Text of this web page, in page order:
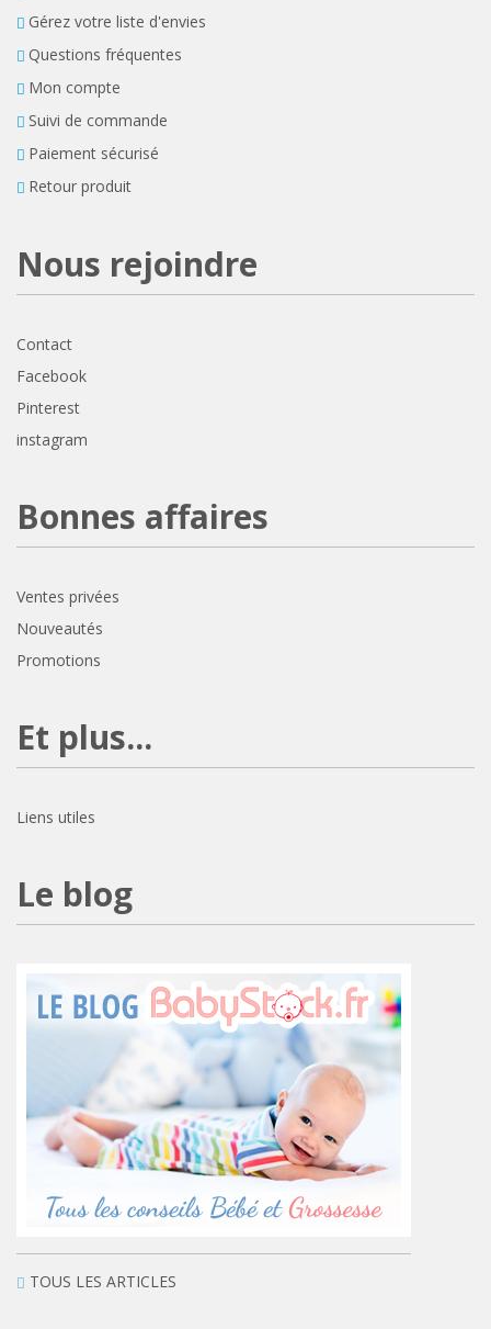
Gérez votre liste d'envies
Questions fréquentes
Mon compte
Suivi de commande
Paiement sécurisé
Retour produit
Nous rejoindre
Contact
Facebook
Pinterest
instagram
Bonnes affaires
Ventes privées
Nouveautés
Promotions
Et plus...
Liens utiles
Le blog
TOUS LES ARTICLES